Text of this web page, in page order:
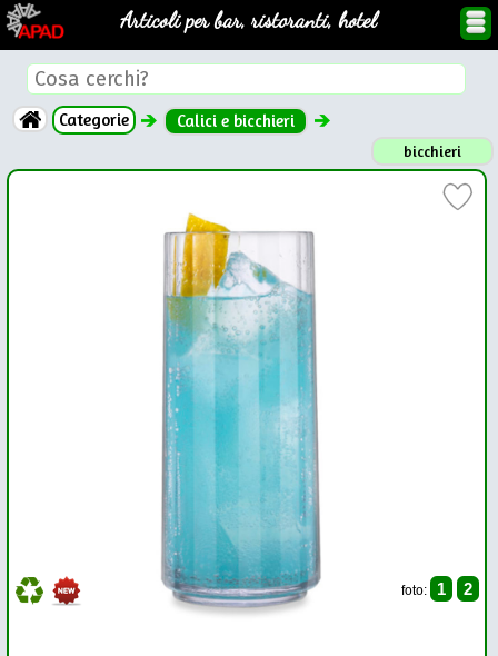
Articoli per bar, ristoranti, hotel
Categorie Calici e bicchieri
bicchieri
foto: 1 2